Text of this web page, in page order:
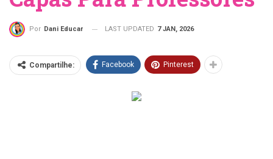
Por Dani Educar LAST UPDATED 7 JAN, 2026
Compartilhe: Facebook Pinterest